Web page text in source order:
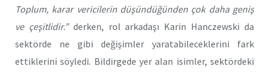
Toplum, karar vericilerin düşündüğünden çok daha geniş
ve çeşitlidir.”derken, rol arkadaşı Karin Hanczewski da
sektörde ne gibi değişimler yaratabileceklerini fark
ettiklerini söyledi. Bildirgede yer alan isimler, sektördeki